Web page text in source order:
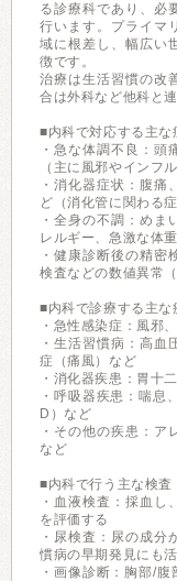
る診療科であり、必
行います。プライマ
域に根差し、幅広い
徴です。
治療は生活習慣の改
合は外科など他科と
■内科で対応する主な
・急な体調不良：頭
（主に風邪やインフ
・消化器症状：腹痛
ど（消化管に関わる症
・全身の不調：めま
レルギー、急激な体
・健康診断後の精密
検査などの数値異常
■内科で診療する主な
・急性感染症：風邪
・生活習慣病：高血
症（痛風）など
・消化器疾患：胃十
・呼吸器疾患：喘息
D）など
・その他の疾患：ア
など
■内科で行う主な検査
・血液検査：採血し
を評価する
・尿検査：尿の成分
慣病の早期発見にも
・画像診断：胸部/